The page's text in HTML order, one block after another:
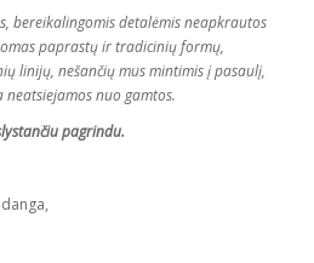
bereikalingomis detalėmis neapkrautos
paprastų ir tradicinių formų,
linijų, nešančių mus mintimis į pasaulį,
nuo gamtos.
pagrindu.